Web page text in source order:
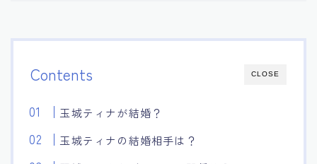
CLOSE
Contents
玉城ティナが結婚？
玉城ティナの結婚相手は？